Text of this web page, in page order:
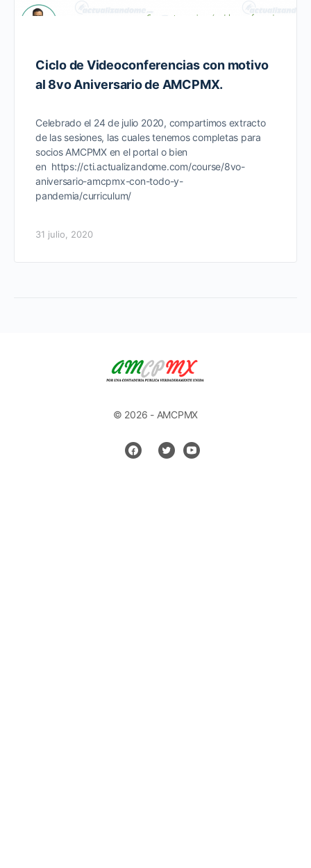
Ciclo de Videoconferencias con motivo
al 8vo Aniversario de AMCPMX.
Celebrado el 24 de julio 2020, compartimos extracto
de las sesiones, las cuales tenemos completas para
socios AMCPMX en el portal o bien
en https://cti.actualizandome.com/course/8vo-
aniversario-amcpmx-con-todo-y-
pandemia/curriculum/
31 julio, 2020
© 2026 - AMCPMX